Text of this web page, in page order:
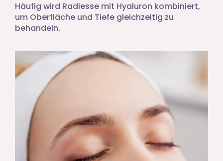
Häufig wird Radiesse mit Hyaluron kombiniert,
um Oberfläche und Tiefe gleichzeitig zu
behandeln.